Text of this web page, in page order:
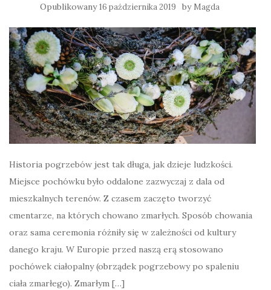
Opublikowany16 października 2019 by Magda
Historia pogrzebów jest tak długa, jak dzieje ludzkości.
Miejsce pochówku było oddalone zazwyczaj z dala od
mieszkalnych terenów. Z czasem zaczęto tworzyć
cmentarze, na których chowano zmarłych. Sposób chowania
oraz sama ceremonia różniły się w zależności od kultury
danego kraju. W Europie przed naszą erą stosowano
pochówek ciałopalny (obrządek pogrzebowy po spaleniu
ciała zmarłego). Zmarłym […]